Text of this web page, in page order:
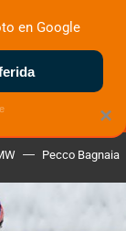
NUEVO
ELÉCTRICAS
Pecco Bagnaia
×
en Google